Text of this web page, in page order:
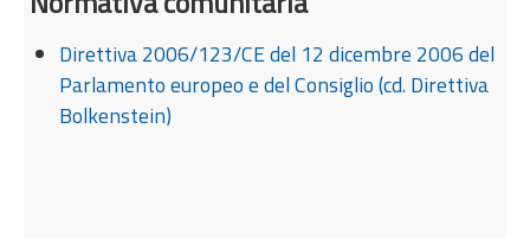
Internazionalizzazione
Eventi formativi
Glossario
Direttiva 2006/123/CEdel 12 dicembre 2006del
Parlamento europeo e del Consiglio (cd. Direttiva
Bolkenstein)